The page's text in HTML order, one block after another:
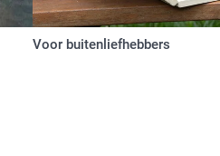
Voor buitenliefhebbers